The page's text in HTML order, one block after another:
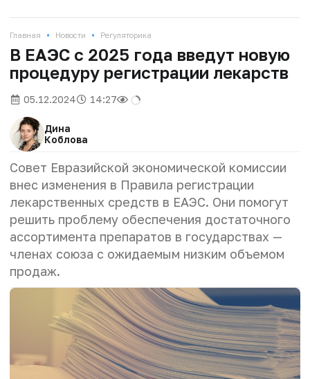
Главная • Новости • Регуляторика
В ЕАЭС с 2025 года введут новую
процедуру регистрации лекарств
05.12.2024 14:27
Дина
Коблова
Совет Евразийской экономической комиссии
внес изменения в Правила регистрации
лекарственных средств в ЕАЭС. Они помогут
решить проблему обеспечения достаточного
ассортимента препаратов в государствах —
членах союза с ожидаемым низким объемом
продаж.